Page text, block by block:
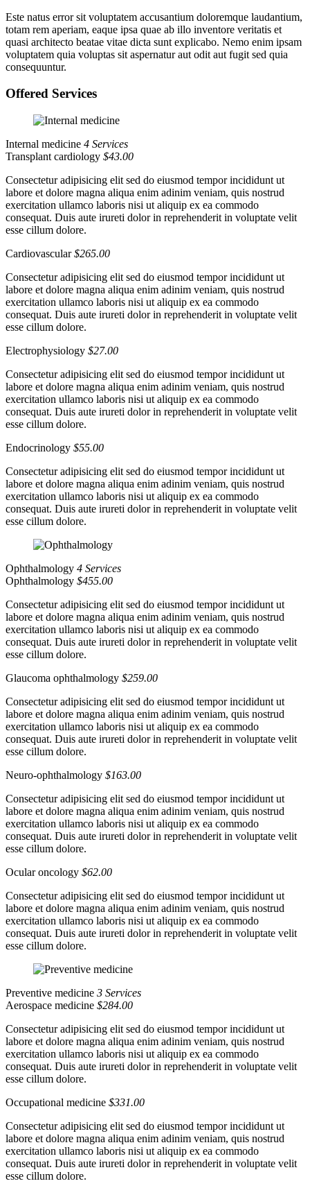
Este natus error sit voluptatem accusantium doloremque laudantium,
totam rem aperiam, eaque ipsa quae ab illo inventore veritatis et
quasi architecto beatae vitae dicta sunt explicabo. Nemo enim ipsam
voluptatem quia voluptas sit aspernatur aut odit aut fugit sed quia
consequuntur.
Offered Services
Internal medicine 4 Services
Transplant cardiology $43.00
Consectetur adipisicing elit sed do eiusmod tempor incididunt ut
labore et dolore magna aliqua enim adinim veniam, quis nostrud
exercitation ullamco laboris nisi ut aliquip ex ea commodo
consequat. Duis aute irureti dolor in reprehenderit in voluptate velit
esse cillum dolore.
Cardiovascular$265.00
Consectetur adipisicing elit sed do eiusmod tempor incididunt ut
labore et dolore magna aliqua enim adinim veniam, quis nostrud
exercitation ullamco laboris nisi ut aliquip ex ea commodo
consequat. Duis aute irureti dolor in reprehenderit in voluptate velit
esse cillum dolore.
Electrophysiology $27.00
Consectetur adipisicing elit sed do eiusmod tempor incididunt ut
labore et dolore magna aliqua enim adinim veniam, quis nostrud
exercitation ullamco laboris nisi ut aliquip ex ea commodo
consequat. Duis aute irureti dolor in reprehenderit in voluptate velit
esse cillum dolore.
Endocrinology $55.00
Consectetur adipisicing elit sed do eiusmod tempor incididunt ut
labore et dolore magna aliqua enim adinim veniam, quis nostrud
exercitation ullamco laboris nisi ut aliquip ex ea commodo
consequat. Duis aute irureti dolor in reprehenderit in voluptate velit
esse cillum dolore.
Ophthalmology 4 Services
Ophthalmology $455.00
Consectetur adipisicing elit sed do eiusmod tempor incididunt ut
labore et dolore magna aliqua enim adinim veniam, quis nostrud
exercitation ullamco laboris nisi ut aliquip ex ea commodo
consequat. Duis aute irureti dolor in reprehenderit in voluptate velit
esse cillum dolore.
Glaucoma ophthalmology $259.00
Consectetur adipisicing elit sed do eiusmod tempor incididunt ut
labore et dolore magna aliqua enim adinim veniam, quis nostrud
exercitation ullamco laboris nisi ut aliquip ex ea commodo
consequat. Duis aute irureti dolor in reprehenderit in voluptate velit
esse cillum dolore.
Neuro-ophthalmology $163.00
Consectetur adipisicing elit sed do eiusmod tempor incididunt ut
labore et dolore magna aliqua enim adinim veniam, quis nostrud
exercitation ullamco laboris nisi ut aliquip ex ea commodo
consequat. Duis aute irureti dolor in reprehenderit in voluptate velit
esse cillum dolore.
Ocular oncology $62.00
Consectetur adipisicing elit sed do eiusmod tempor incididunt ut
labore et dolore magna aliqua enim adinim veniam, quis nostrud
exercitation ullamco laboris nisi ut aliquip ex ea commodo
consequat. Duis aute irureti dolor in reprehenderit in voluptate velit
esse cillum dolore.
Preventive medicine 3 Services
Aerospace medicine $284.00
Consectetur adipisicing elit sed do eiusmod tempor incididunt ut
labore et dolore magna aliqua enim adinim veniam, quis nostrud
exercitation ullamco laboris nisi ut aliquip ex ea commodo
consequat. Duis aute irureti dolor in reprehenderit in voluptate velit
esse cillum dolore.
Occupational medicine $331.00
Consectetur adipisicing elit sed do eiusmod tempor incididunt ut
labore et dolore magna aliqua enim adinim veniam, quis nostrud
exercitation ullamco laboris nisi ut aliquip ex ea commodo
consequat. Duis aute irureti dolor in reprehenderit in voluptate velit
esse cillum dolore.